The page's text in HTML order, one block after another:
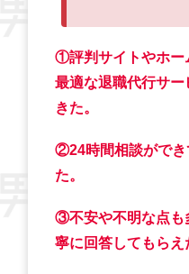
①評判サイトやホー
最適な退職代行サ
きた。
②24時間相談ができ
た。
③不安や不明な点も
寧に回答してもらえ